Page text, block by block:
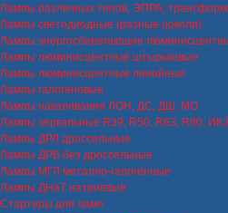
Лампы различных типов, ЭПРА,
Лампы светодиодные (разные цоколи)
Лампы энергосберегающие
Лампы люминисцентные штырьковые
Лампы люминисцентные линейные
Лампы галогеновые
Лампы накаливания ЛОН, ДС, ДШ, МО
Лампы зеркальные R39, R50, R63, R80,
Лампы ДРЛ дроссельные
Лампы ДРВ без дроссельные
Лампы МГЛ металло-галогенные
Лампы ДНаТ натриевые
Стартеры для ламп